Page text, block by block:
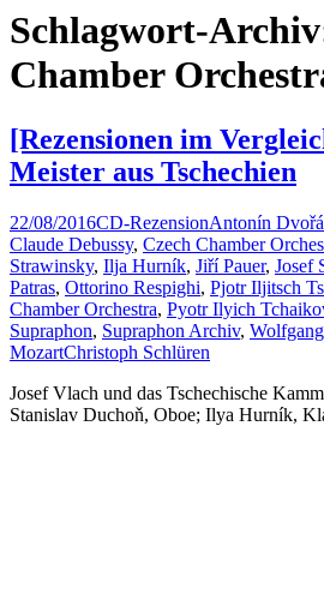
Schlagwort-
Chamber
[Rezensionen im
Meister aus Tschechien
22/08/2016CD-RezensionAntonín
Claude Debussy, Czech Chamber
Strawinsky, Ilja Hurník, Jiří Pauer, Josef
Patras, Ottorino Respighi, Pjotr Iljitsch
Chamber Orchestra, Pyotr Ilyich
Supraphon, Supraphon Archiv,
MozartChristoph Schlüren
Josef Vlach und das Tschechische
Stanislav Duchoň, Oboe; Ilya Hurník,